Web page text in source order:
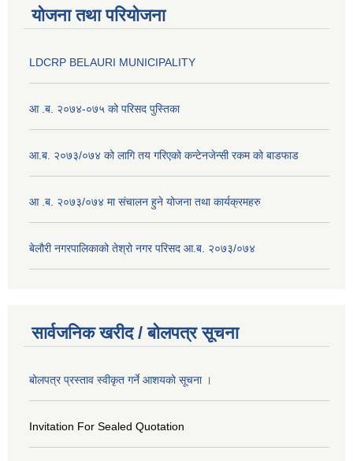
योजना तथा परियोजना
LDCRP BELAURI MUNICIPALITY
आ .ब. २०७४-०७५ को परिसद पुस्तिका
आ.ब. २०७३/०७४ को लागि तय गरिएको कन्टेनजेन्सी रकम को बाडफाड
आ .ब. २०७३/०७४ मा संचालन हुने योजना तथा कार्यक्रमहरु
बेलौरी नगरपालिकाको तेश्रो नगर परिसद आ.ब. २०७३/०७४
सार्वजनिक खरीद / बोलपत्र सूचना
बोलपत्र प्रस्ताव स्वीकृत गर्ने आशयको सूचना ।
Invitation For Sealed Quotation